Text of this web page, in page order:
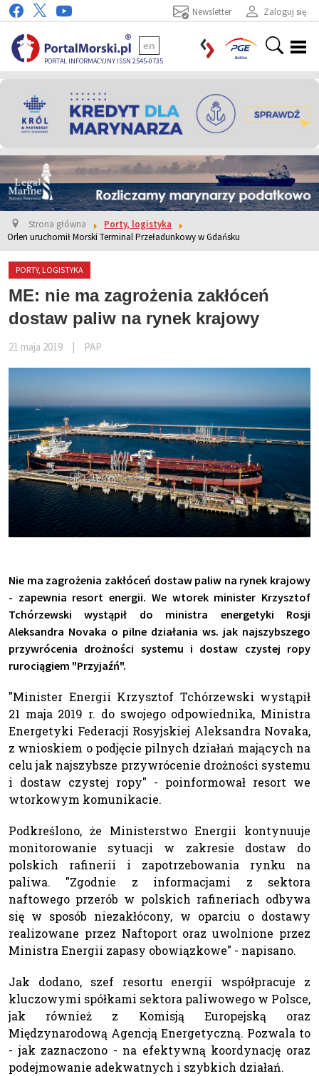
Zaloguj się
Newsletter
PORTAL INFORMACYJNY ISSN 2545-0735
en
Strona główna
Porty, logistyka
Orlen uruchomił Morski Terminal Przeładunkowy w Gdańsku
PORTY, LOGISTYKA
ME: nie ma zagrożenia zakłóceń
dostaw paliw na rynek krajowy
21 maja 2019 PAP
Nie ma zagrożenia zakłóceń dostaw paliw na rynek krajowy
- zapewnia resort energii. We wtorek minister Krzysztof
Tchórzewski wystąpił do ministra energetyki Rosji
Aleksandra Novaka o pilne działania ws. jak najszybszego
przywrócenia drożności systemu i dostaw czystej ropy
rurociągiem "Przyjaźń".
"Minister Energii Krzysztof Tchórzewski wystąpił
21 maja 2019 r. do swojego odpowiednika, Ministra
Energetyki Federacji Rosyjskiej Aleksandra Novaka,
z wnioskiem o podjęcie pilnych działań mających na
celu jak najszybsze przywrócenie drożności systemu
i dostaw czystej ropy" - poinformował resort we
wtorkowym komunikacie.
Podkreślono, że Ministerstwo Energii kontynuuje
monitorowanie sytuacji w zakresie dostaw do
polskich rafinerii i zapotrzebowania rynku na
paliwa. "Zgodnie z informacjami z sektora
naftowego przerób w polskich rafineriach odbywa
się w sposób niezakłócony, w oparciu o dostawy
realizowane przez Naftoport oraz uwolnione przez
Ministra Energii zapasy obowiązkowe" - napisano.
Jak dodano, szef resortu energii współpracuje z
kluczowymi spółkami sektora paliwowego w Polsce,
jak również z Komisją Europejską oraz
Międzynarodową Agencją Energetyczną. Pozwala to
- jak zaznaczono - na efektywną koordynację oraz
podejmowanie adekwatnych i szybkich działań.